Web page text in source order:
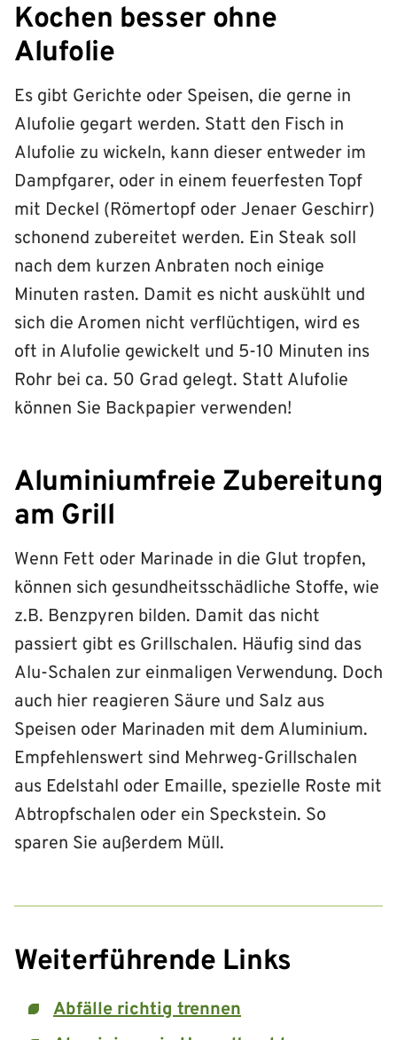
Kochen besser ohne
Alufolie
Es gibt Gerichte oder Speisen, die gerne in
Alufolie gegart werden. Statt den Fisch in
Alufolie zu wickeln, kann dieser entweder im
Dampfgarer, oder in einem feuerfesten Topf
mit Deckel (Römertopf oder Jenaer Geschirr)
schonend zubereitet werden. Ein Steak soll
nach dem kurzen Anbraten noch einige
Minuten rasten. Damit es nicht auskühlt und
sich die Aromen nicht verflüchtigen, wird es
oft in Alufolie gewickelt und 5-10 Minuten ins
Rohr bei ca. 50 Grad gelegt. Statt Alufolie
können Sie Backpapier verwenden!
Aluminiumfreie Zubereitung
am Grill
Wenn Fett oder Marinade in die Glut tropfen,
können sich gesundheitsschädliche Stoffe, wie
z.B. Benzpyren bilden. Damit das nicht
passiert gibt es Grillschalen. Häufig sind das
Alu-Schalen zur einmaligen Verwendung. Doch
auch hier reagieren Säure und Salz aus
Speisen oder Marinaden mit dem Aluminium.
Empfehlenswert sind Mehrweg-Grillschalen
aus Edelstahl oder Emaille, spezielle Roste mit
Abtropfschalen oder ein Speckstein. So
sparen Sie außerdem Müll.
Weiterführende Links
Abfälle richtig trennen